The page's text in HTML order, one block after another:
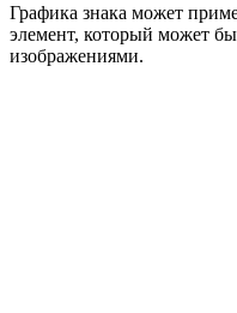
Графика знака может
элемент, который может
изображениями.